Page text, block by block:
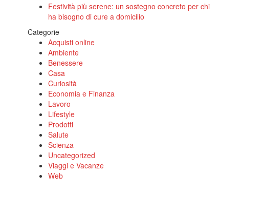
Festività più serene: un sostegno concreto per chi
ha bisogno di cure a domicilio
Categorie
Acquisti online
Ambiente
Benessere
Casa
Curiosità
Economia e Finanza
Lavoro
Lifestyle
Prodotti
Salute
Scienza
Uncategorized
Viaggi e Vacanze
Web